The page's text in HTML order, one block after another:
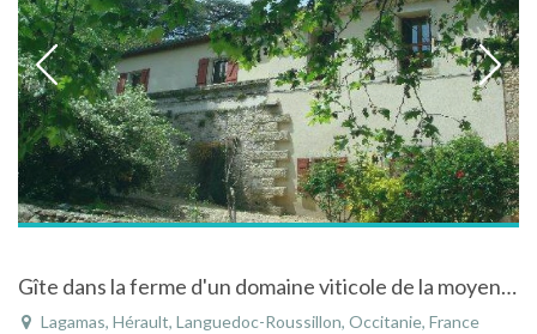
Gîte dans la ferme d'un domaine viticole de la moyenne - Vallée de l'Hérault
Lagamas, Hérault, Languedoc-Roussillon, Occitanie, France